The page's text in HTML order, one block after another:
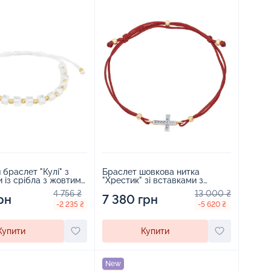
"Кулі" з
із срібла з жовтим
- 1962693
4 756 ₴
-2 235 ₴
Браслет шовкова нитка
"Хрестик" зі вставками з
червоного золота та фіанітами
- 1562182
7 380 грн 13 000 ₴
-5 620 ₴
Купити
New